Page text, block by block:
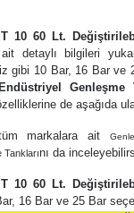
10 60 Lt.
detaylı bilgileri
gibi 10 Bar, 16 Bar ve
Genleşme
de aşağıda
markalara ait
nı da
10 60 Lt.
16 Bar ve 25 Bar